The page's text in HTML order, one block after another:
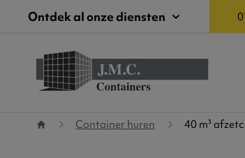
Ontdek al onze diensten
Terug naar startpagina
Container huren 40 m³